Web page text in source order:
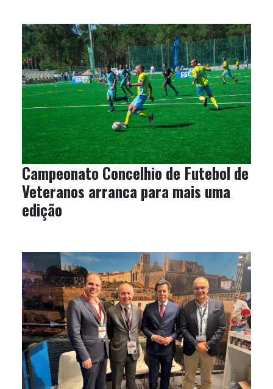
Campeonato Concelhio de Futebol de
Veteranos arranca para mais uma
edição